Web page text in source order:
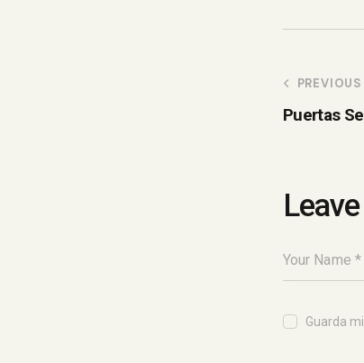
PREVIOUS
Puertas
Guarda